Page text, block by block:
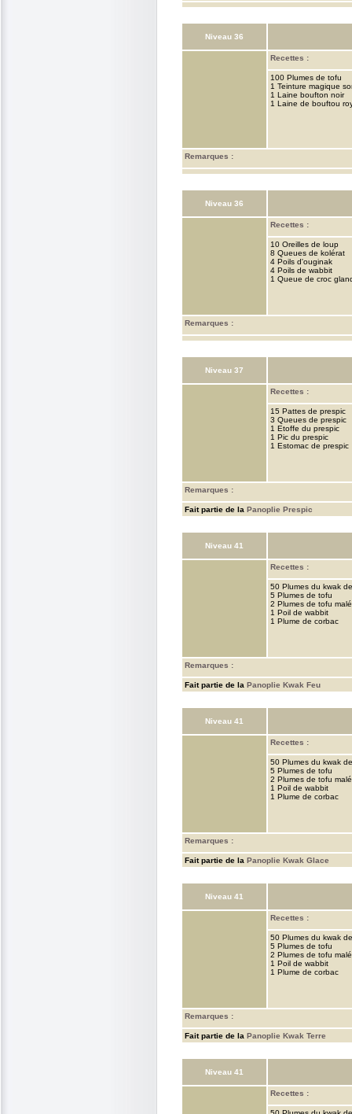
Niveau 36
Recettes :
100 Plumes de tofu
1 Teinture magique
1 Laine boufton noir
1 Laine de bouftou
Remarques :
Niveau 36
Recettes :
10 Oreilles de loup
8 Queues de kolérat
4 Poils d'ouginak
4 Poils de wabbit
1 Queue de croc
Remarques :
Niveau 37
Recettes :
15 Pattes de prespic
3 Queues de prespic
1 Etoffe du prespic
1 Pic du prespic
1 Estomac de prespic
Remarques :
Fait partie de la Panoplie Prespic
Niveau 41
Recettes :
50 Plumes du kwak
5 Plumes de tofu
2 Plumes de tofu
1 Poil de wabbit
1 Plume de corbac
Remarques :
Fait partie de la Panoplie Kwak Feu
Niveau 41
Recettes :
50 Plumes du kwak
5 Plumes de tofu
2 Plumes de tofu
1 Poil de wabbit
1 Plume de corbac
Remarques :
Fait partie de la Panoplie Kwak Glace
Niveau 41
Recettes :
50 Plumes du kwak
5 Plumes de tofu
2 Plumes de tofu
1 Poil de wabbit
1 Plume de corbac
Remarques :
Fait partie de la Panoplie Kwak Terre
Niveau 41
Recettes :